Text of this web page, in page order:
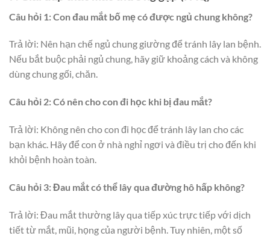
Câu hỏi 1: Con đau mắt bố mẹ có được ngủ chung không?
Trả lời: Nên hạn chế ngủ chung giường để tránh lây lan bệnh.
Nếu bắt buộc phải ngủ chung, hãy giữ khoảng cách và không
dùng chung gối, chăn.
Câu hỏi 2: Có nên cho con đi học khi bị đau mắt?
Trả lời: Không nên cho con đi học để tránh lây lan cho các
bạn khác. Hãy để con ở nhà nghỉ ngơi và điều trị cho đến khi
khỏi bệnh hoàn toàn.
Câu hỏi 3: Đau mắt có thể lây qua đường hô hấp không?
Trả lời: Đau mắt thường lây qua tiếp xúc trực tiếp với dịch
tiết từ mắt, mũi, họng của người bệnh. Tuy nhiên, một số